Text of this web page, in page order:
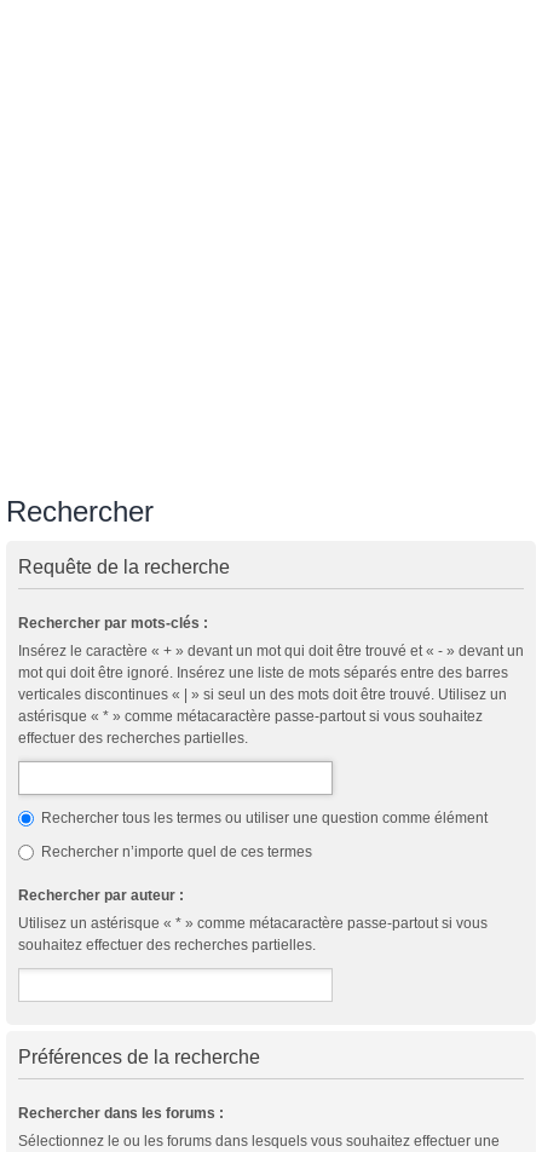
Rechercher
Requête de la recherche
Rechercher par mots-clés :
Insérez le caractère « + » devant un mot qui doit être trouvé et « - » devant un
mot qui doit être ignoré. Insérez une liste de mots séparés entre des barres
verticales discontinues « | » si seul un des mots doit être trouvé. Utilisez un
astérisque « * » comme métacaractère passe-partout si vous souhaitez
effectuer des recherches partielles.
Rechercher tous les termes ou utiliser une question comme élément
Rechercher n’importe quel de ces termes
Rechercher par auteur :
Utilisez un astérisque « * » comme métacaractère passe-partout si vous
souhaitez effectuer des recherches partielles.
Préférences de la recherche
Rechercher dans les forums :
Sélectionnez le ou les forums dans lesquels vous souhaitez effectuer une